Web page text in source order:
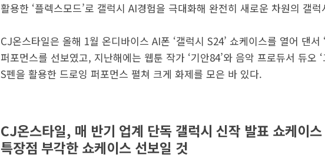
활용한 ‘플렉스모드’로 갤럭시 AI경험을 극대화해 완전히 새로운 차원의 갤
CJ온스타일은 올해 1월 온디바이스 AI폰 ‘갤럭시 S24’ 쇼케이스를 열어 댄서
퍼포먼스를 선보였고, 지난해에는 웹툰 작가 ‘기안84’와 음악 프로듀서 듀오
S펜을 활용한 드로잉 퍼포먼스 펼쳐 크게 화제를 모은 바 있다.
CJ온스타일, 매 반기 업계 단독 갤럭시 신작 발표 쇼케이
특장점 부각한 쇼케이스 선보일 것